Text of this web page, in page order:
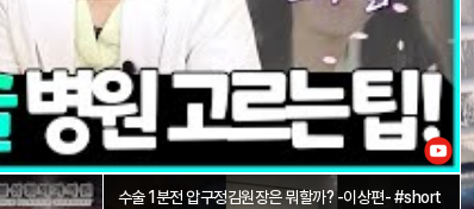
수술 1분전 압구정김원장은 뭐할까? -이상편- #short